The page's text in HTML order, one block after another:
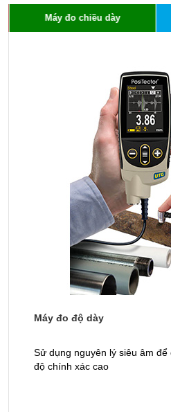
Máy đo chiều dày
Máy đo độ dày
Sử dụng nguyên lý siêu âm để
độ chính xác cao